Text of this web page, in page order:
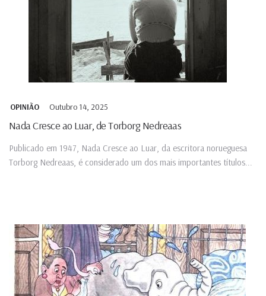
OPINIÃO Outubro 14, 2025
Nada Cresce ao Luar, de Torborg Nedreaas
Publicado em 1947, Nada Cresce ao Luar, da escritora norueguesa
Torborg Nedreaas, é considerado um dos mais importantes títulos...